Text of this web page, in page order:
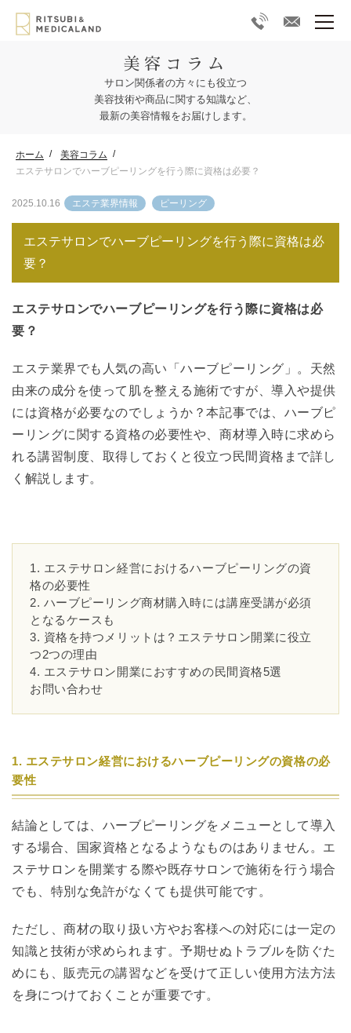
美容コラム
サロン関係者の方々にも役立つ
美容技術や商品に関する知識など、
最新の美容情報をお届けします。
ホーム
美容コラム
エステサロンでハーブピーリングを行う際に資格は必要？
2025.10.16 エステ業界情報 ピーリング
エステサロンでハーブピーリングを行う際に資格は必
要？
エステサロンでハーブピーリングを行う際に資格は必
要？
エステ業界でも人気の高い「ハーブピーリング」。天然
由来の成分を使って肌を整える施術ですが、導入や提供
には資格が必要なのでしょうか？本記事では、ハーブピ
ーリングに関する資格の必要性や、商材導入時に求めら
れる講習制度、取得しておくと役立つ民間資格まで詳し
く解説します。
1. エステサロン経営におけるハーブピーリングの資
格の必要性
2. ハーブピーリング商材購入時には講座受講が必須
となるケースも
3. 資格を持つメリットは？エステサロン開業に役立
つ2つの理由
4. エステサロン開業におすすめの民間資格5選
お問い合わせ
1. エステサロン経営におけるハーブピーリングの資格の必
要性
結論としては、ハーブピーリングをメニューとして導入
する場合、国家資格となるようなものはありません。エ
ステサロンを開業する際や既存サロンで施術を行う場合
でも、特別な免許がなくても提供可能です。
ただし、商材の取り扱い方やお客様への対応には一定の
知識と技術が求められます。予期せぬトラブルを防ぐた
めにも、販売元の講習などを受けて正しい使用方法方法
を身につけておくことが重要です。